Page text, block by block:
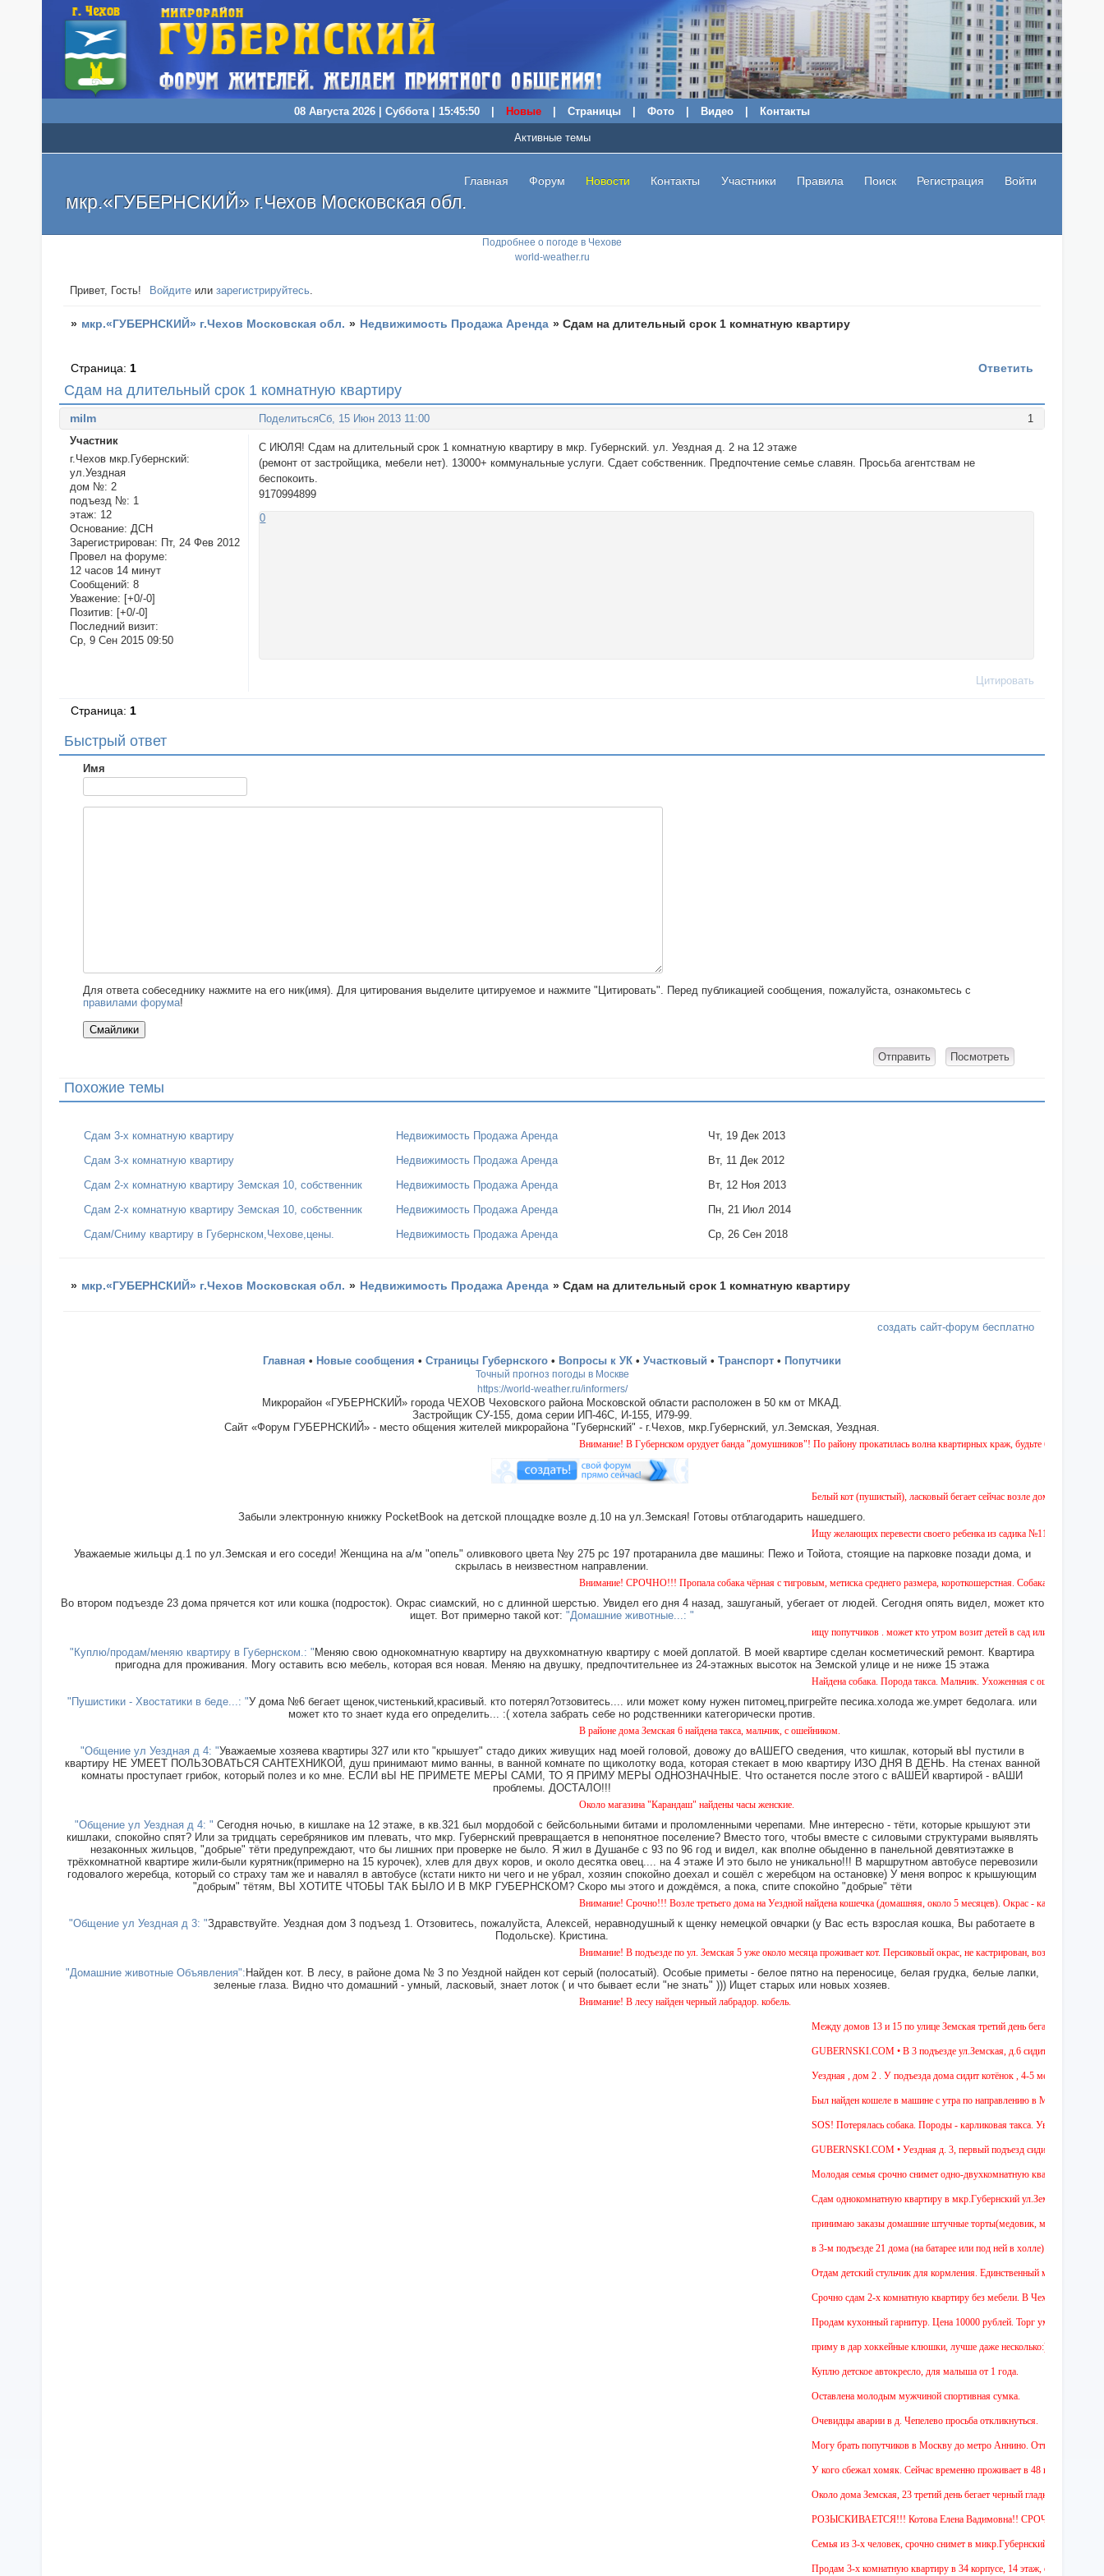
08 Августа 2026 | Суббота | 15:45:51 Новые Страницы Фото Видео Контакты
Подробнее о погоде в Чехове
world-weather.ru
мкр.«ГУБЕРНСКИЙ» г.Чехов Московская обл.
Главная Форум Новости Контакты Участники Правила Поиск Регистрация Войти
Активные темы
Привет, Гость! Войдите илизарегистрируйтесь.
» мкр.«ГУБЕРНСКИЙ» г.Чехов Московская обл. » Недвижимость Продажа Аренда »Сдам на длительный срок 1 комнатную квартиру
Сдам на длительный срок 1 комнатную квартиру
Страница: 1 Ответить
Поделиться 1
Сб, 15 Июн 2013 11:00
milm
Участник
г.Чехов мкр.Губернский:
ул.Уездная
дом №: 2
подъезд №: 1
этаж: 12
Основание: ДСН
Зарегистрирован: Пт, 24 Фев 2012
Провел на форуме:
12 часов 14 минут
Сообщений: 8
Уважение: [+0/-0]
Позитив: [+0/-0]
Последний визит:
Ср, 9 Сен 2015 09:50
С ИЮЛЯ! Сдам на длительный срок 1 комнатную квартиру в мкр. Губернский. ул. Уездная д. 2 на 12 этаже
(ремонт от застройщика, мебели нет). 13000+ коммунальные услуги. Сдает собственник. Предпочтение семье славян. Просьба агентствам не
беспокоить.
9170994899
0
Цитировать
Страница: 1
Быстрый ответ
Имя
Для ответа собеседнику нажмите на его ник(имя). Для цитирования выделите цитируемое и нажмите "Цитировать". Перед публикацией сообщения, пожалуйста, ознакомьтесь с
правилами форума!
Похожие темы
Сдам 3-х комнатную квартиру Недвижимость Продажа Аренда
Чт, 19 Дек 2013
Сдам 3-х комнатную квартиру
Недвижимость Продажа Аренда
Вт, 11 Дек 2012
Сдам 2-х комнатную квартиру Земская 10, собственник
Недвижимость Продажа Аренда
Вт, 12 Ноя 2013
Сдам 2-х комнатную квартиру Земская 10, собственник
Недвижимость Продажа Аренда
Пн, 21 Июл 2014
Сдам/Сниму квартиру в Губернском,Чехове,цены.
Недвижимость Продажа Аренда Ср, 26 Сен 2018
» мкр.«ГУБЕРНСКИЙ» г.Чехов Московская обл. » Недвижимость Продажа Аренда »Сдам на длительный срок 1 комнатную квартиру
создать сайт-форум бесплатно
Главная • Новые сообщения • Страницы Губернского • Вопросы к УК • Участковый • Транспорт • Попутчики
Точный прогноз погоды в Москве
https://world-weather.ru/informers/
Микрорайон «ГУБЕРНСКИЙ» города ЧЕХОВ Чеховского района Московской области расположен в 50 км от МКАД.
Застройщик СУ-155, дома серии ИП-46С, И-155, И79-99.
Сайт «Форум ГУБЕРНСКИЙ» - место общения жителей микрорайона "Губернский" - г.Чехов, мкр.Губернский, ул.Земская, Уездная.
Внимание! В Губернском орудует банда "домушников"! По району прокатилась волна квартирных краж, будьте бдительны!
Белый кот (пушистый), ласковый бегает сейчас возле дома № 2 на
Забыли электронную книжку PocketBook на детской площадке возле д.10 на ул.Земская! Готовы отблагодарить нашедшего.
Ищу желающих перевести своего ребенка из садика №11 в садик № 26.
Уважаемые жильцы д.1 по ул.Земская и его соседи! Женщина на а/м "опель" оливкового цвета №у 275 рс 197 протаранила две машины: Пежо и Тойота, стоящие на парковке позади дома, и
скрылась в неизвестном направлении.
Внимание! СРОЧНО!!! Пропала собака чёрная с тигровым, метиска среднего размера, короткошерстная. Собака пугливая, не
Во втором подъезде 23 дома прячется кот или кошка (подросток). Окрас сиамский, но с длинной шерстью. Увидел его дня 4 назад, зашуганый, убегает от людей. Сегодня опять видел, может кто
ищет. Вот примерно такой кот: "Домашние животные...: "
ищу попутчиков . может кто утром возит детей в сад или в школу в
"Куплю/продам/меняю квартиру в Губернском.: " Меняю свою однокомнатную квартиру на двухкомнатную квартиру с моей доплатой. В моей квартире сделан косметический ремонт. Квартира
пригодна для проживания. Могу оставить всю мебель, которая вся новая. Меняю на двушку, предпочтительнее из 24-этажных высоток на Земской улице и не ниже 15 этажа
Найдена собака. Порода такса. Мальчик. Ухоженная с ошейником.
"Пушистики - Хвостатики в беде...: "У дома №6 бегает щенок,чистенький,красивый. кто потерял?отзовитесь.... или может кому нужен питомец,пригрейте песика.холода же.умрет бедолага. или
может кто то знает куда его определить... :( хотела забрать себе но родственники категорически против.
В районе дома Земская 6 найдена такса, мальчик, с ошейником.
"Общение ул Уездная д 4: "Уважаемые хозяева квартиры 327 или кто "крышует" стадо диких живущих над моей головой, довожу до вАШЕГО сведения, что кишлак, который вЫ пустили в
квартиру НЕ УМЕЕТ ПОЛЬЗОВАТЬСЯ САНТЕХНИКОЙ, душ принимают мимо ванны, в ванной комнате по щиколотку вода, которая стекает в мою квартиру ИЗО ДНЯ В ДЕНЬ. На стенах ванной
комнаты проступает грибок, который полез и ко мне. ЕСЛИ вЫ НЕ ПРИМЕТЕ МЕРЫ САМИ, ТО Я ПРИМУ МЕРЫ ОДНОЗНАЧНЫЕ. Что останется после этого с вАШЕЙ квартирой - вАШИ
проблемы. ДОСТАЛО!!!
Около магазина "Карандаш" найдены часы женские.
"Общение ул Уездная д 4: " Сегодня ночью, в кишлаке на 12 этаже, в кв.321 был мордобой с бейсбольными битами и проломленными черепами. Мне интересно - тёти, которые крышуют эти
кишлаки, спокойно спят? Или за тридцать серебряников им плевать, что мкр. Губернский превращается в непонятное поселение? Вместо того, чтобы вместе с силовыми структурами выявлять
незаконных жильцов, "добрые" тёти предупреждают, что бы лишних при проверке не было. Я жил в Душанбе с 93 по 96 год и видел, как вполне обыденно в панельной девятиэтажке в
трёхкомнатной квартире жили-были курятник(примерно на 15 курочек), хлев для двух коров, и около десятка овец.... на 4 этаже И это было не уникально!!! В маршрутном автобусе перевозили
годовалого жеребца, который со страху там же и навалял в автобусе (кстати никто ни чего и не убрал, хозяин спокойно доехал и сошёл с жеребцом на остановке) У меня вопрос к крышующим
"добрым" тётям, ВЫ ХОТИТЕ ЧТОБЫ ТАК БЫЛО И В МКР ГУБЕРНСКОМ? Скоро мы этого и дождёмся, а пока, спите спокойно "добрые" тёти
Внимание! Срочно!!! Возле третьего дома на Уездной найдена кошечка (домашняя, около 5 месяцев). Окрас - камышовый, на один
"Общение ул Уездная д 3: "Здравствуйте. Уездная дом 3 подъезд 1. Отзовитесь, пожалуйста, Алексей, неравнодушный к щенку немецкой овчарки (у Вас есть взрослая кошка, Вы работаете в
Подольске). Кристина.
Внимание! В подъезде по ул. Земская 5 уже около месяца проживает кот. Персиковый окрас, не кастрирован, возраст менее года,
"Домашние животные Объявления": Найден кот. В лесу, в районе дома № 3 по Уездной найден кот серый (полосатый). Особые приметы - белое пятно на переносице, белая грудка, белые лапки,
зеленые глаза. Видно что домашний - умный, ласковый, знает лоток ( и что бывает если "не знать" ))) Ищет старых или новых хозяев.
Внимание! В лесу найден черный лабрадор. кобель.
Между домов 13 и 15 по улице Земская третий день бегает собака из
GUBERNSKI.COM • В 3 подъезде ул.Земская, д.6 сидит очень
Уездная , дом 2 . У подъезда дома сидит котёнок , 4-5 мес , девочка.
Был найден кошеле в машине с утра по направлению в Москву,девушка
SOS! Потерялась собака. Породы - карликовая такса. Уважаемые
GUBERNSKI.COM • Уездная д. 3, первый подъезд сидит
Молодая семья срочно снимет одно-двухкомнатную квартиру на
Cдам однокомнатную квартиру в мкр.Губернский ул.Земская. Ремонт от
принимаю заказы домашние штучные торты(медовик, муравейник,
в 3-м подъезде 21 дома (на батарее или под ней в холле) тоскует и
Отдам детский стульчик для кормления. Единственный минус - нет
Срочно сдам 2-х комнатную квартиру без мебели. В Чехове буду после
Продам кухонный гарнитур. Цена 10000 рублей. Торг уместен.
приму в дар хоккейные клюшки, лучше даже несколько:)
Куплю детское автокресло, для малыша от 1 года.
Оставлена молодым мужчиной спортивная сумка.
Очевидцы аварии в д. Чепелево просьба откликнуться.
Могу брать попутчиков в Москву до метро Аннино. Отъезд 6.45 от
У кого сбежал хомяк. Сейчас временно проживает в 48 квартире (9 этаж
Около дома Земская, 23 третий день бегает черный гладкошерстый
РОЗЫСКИВАЕТСЯ!!! Котова Елена Вадимовна!! СРОЧНО
Семья из 3-х человек, срочно снимет в микр.Губернский 1 или 2-х
Продам 3-х комнатную квартиру в 34 корпусе, 14 этаж, общ. пл. 88 м.